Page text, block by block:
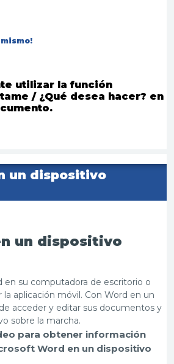
!
utilizar la función
/ ¿Qué desea hacer? en
un dispositivo
un dispositivo
en su computadora de escritorio o
aplicación móvil. Con Word en un
acceder y editar sus documentos y
sobre la marcha.
para obtener información
Word en un dispositivo